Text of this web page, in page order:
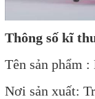
Thông số kĩ
Tên sản phẩm
Nơi sản xuất: